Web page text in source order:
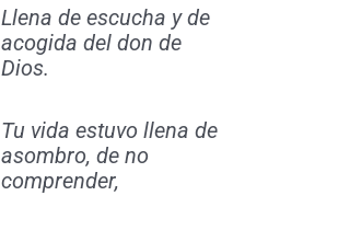
Llena de escucha y de
acogida del don de
Dios.
Tu vida estuvo llena de
asombro, de no
comprender,